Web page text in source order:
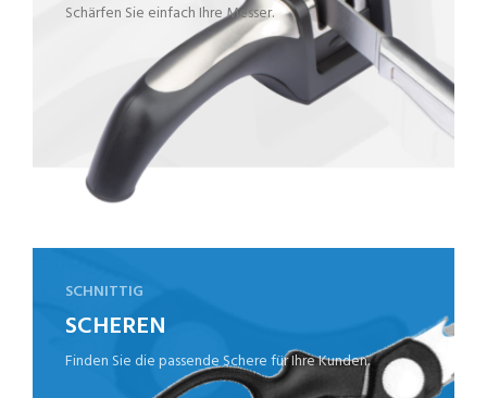
Schärfen Sie einfach Ihre Messer.
SCHNITTIG
SCHEREN
Finden Sie die passende Schere für Ihre Kunden.